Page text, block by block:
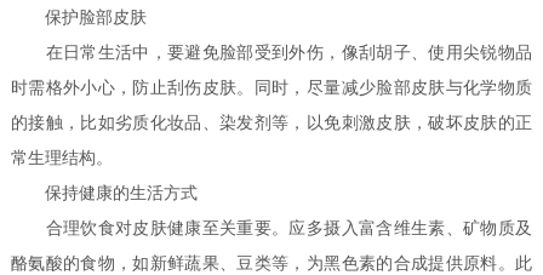
保护脸部皮肤
在日常生活中，要避免脸部受到外伤，像刮胡子、使用尖锐物品
时需格外小心，防止刮伤皮肤。同时，尽量减少脸部皮肤与化学物质
的接触，比如劣质化妆品、染发剂等，以免刺激皮肤，破坏皮肤的正
常生理结构。
保持健康的生活方式
合理饮食对皮肤健康至关重要。应多摄入富含维生素、矿物质及
酪氨酸的食物，如新鲜蔬果、豆类等，为黑色素的合成提供原料。此